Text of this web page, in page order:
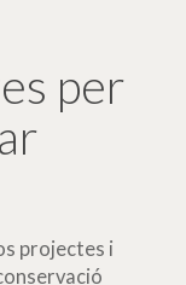
per
projectes i